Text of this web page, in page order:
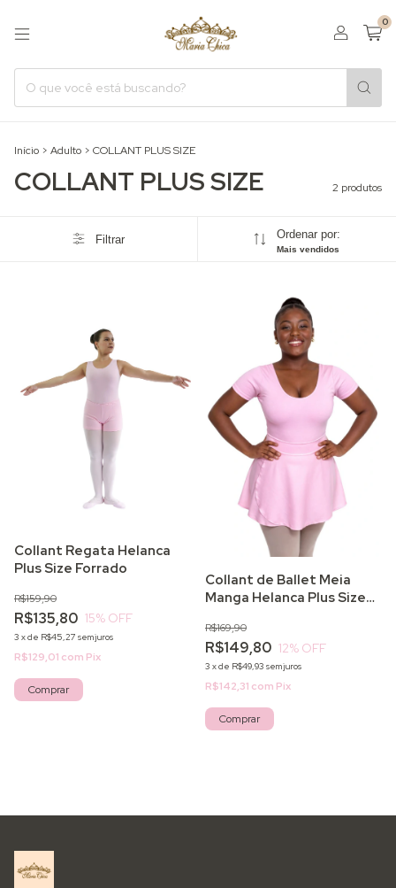
0
Início > Adulto > COLLANT PLUS SIZE
COLLANT PLUS SIZE 2 produtos
Filtrar Ordenar por:
Mais vendidos
Collant Regata Helanca
Plus Size Forrado
R$135,80
R$159,90
15% OFF
3 xde R$45,27 sem juros
R$129,01 com Pix
Comprar
Collant de Ballet Meia
Manga Helanca Plus Size
R$149,80
R$169,90
12% OFF
3 xde R$49,93 sem juros
R$142,31 com Pix
Comprar